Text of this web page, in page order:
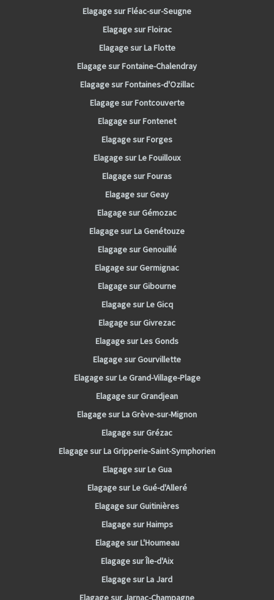
Elagage sur Fléac-sur-Seugne
Elagage sur Floirac
Elagage sur La Flotte
Elagage sur Fontaine-Chalendray
Elagage sur Fontaines-d'Ozillac
Elagage sur Fontcouverte
Elagage sur Fontenet
Elagage sur Forges
Elagage sur Le Fouilloux
Elagage sur Fouras
Elagage sur Geay
Elagage sur Gémozac
Elagage sur La Genétouze
Elagage sur Genouillé
Elagage sur Germignac
Elagage sur Gibourne
Elagage sur Le Gicq
Elagage sur Givrezac
Elagage sur Les Gonds
Elagage sur Gourvillette
Elagage sur Le Grand-Village-Plage
Elagage sur Grandjean
Elagage sur La Grève-sur-Mignon
Elagage sur Grézac
Elagage sur La Gripperie-Saint-Symphorien
Elagage sur Le Gua
Elagage sur Le Gué-d'Alleré
Elagage sur Guitinières
Elagage sur Haimps
Elagage sur L'Houmeau
Elagage sur Île-d'Aix
Elagage sur La Jard
Elagage sur Jarnac-Champagne